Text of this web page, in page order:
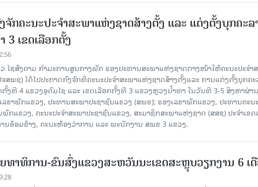
ຈັກຄະນະປະຈໍາສະພາແຫ່ງຊາດສ້າງຕັ້ງ ແລະ ແຕ່ງຕັ້ງບຸກຄະລ
3 ເຂດເລືອກຕັ້ງ
ໄຊສົງຄາມ ກຳມະການສູນກາງພັກ ຮອງປະທານສະພາແຫ່ງຊາດຕາງໜ້າໃຫ້ຄະນະປະຈໍາ
ສພຊ) ໄດ້ໄປປະກາດກົງຈັກທີ່ຄະນະປະຈໍາສະພາແຫ່ງຊາດສ້າງຕັ້ງແລະ ການແຕ່ງຕັ້ງບຸກຄະ
ຕັ້ງທີ 4 ແຂວງອຸດົມໄຊ ແລະ ເຂດເລືອກຕັ້ງທີ 3 ແຂວງຫຼວງນ້ຳທາ ໃນວັນທີ 3-5 ສິງຫາຜ່າ
ຂາພັກແຂວງ, ປະທານສະພາປະຊາຊົນແຂວງ (ສພຂ); ຮອງເລຂາພັກແຂວງ, ປະທານຄະນ
ກແຂວງ, ຄະນະປະຈໍາສະພາປະຊາຊົນແຂວງ, ສະມາຊິກສະພາແຫ່ງຊາດ (ສສຊ) ປະຈໍາເຂດ
ອ້ອມຂ້າງ, ຄະນະຫ້ອງວ່າການ ແລະ ພະນັກງານ ສພຂ 3 ແຂວງ.
ທາທິການ-ຂົນສົ່ງແຂວງສະຫວັນນະເຂດສະຫຼຸບວຽກງານ 6 ເ